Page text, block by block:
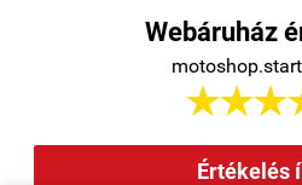
Webáruház

Értékelés